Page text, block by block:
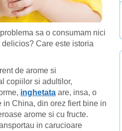
sa o consumam nici
Care este istoria
de arome si
copiilor si adultilor,
inghetata are, insa, o
in China, din orez fiert bine in
arome si cu fructe.
in carucioare